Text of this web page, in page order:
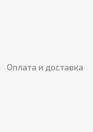
Оплата и доставка